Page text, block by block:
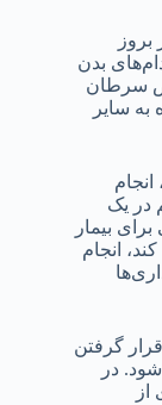
بدن
سرطان
سایر
در یک
بیمار
انجام
گرفتن
در